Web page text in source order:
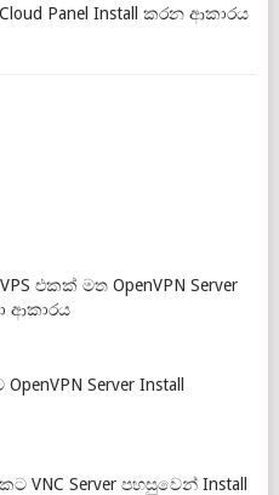
Panel Install කරන ආකාරය
එකක් මත OpenVPN Server
ආකාරය
Server Install
VNC Server පහසුවෙන් Install